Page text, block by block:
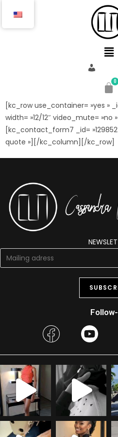
[kc_row use_container= »yes »
width= »12/12″ video_mute= »no
[kc_contact_form7 _id=
quote »][/kc_column][/kc_row]